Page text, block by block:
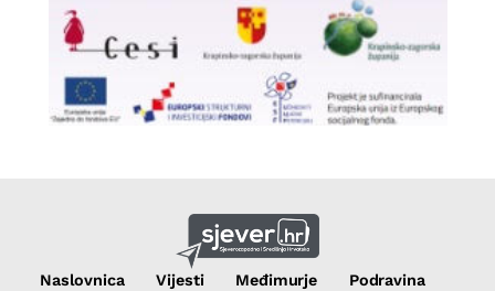
Naslovnica Vijesti Međimurje
Podravina